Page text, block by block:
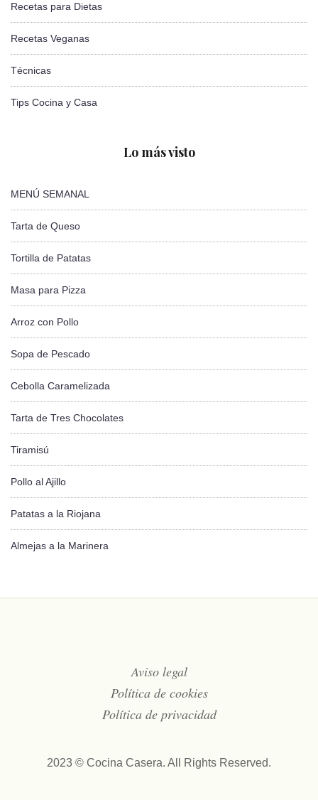
Recetas para Dietas
Recetas Veganas
Técnicas
Tips Cocina y Casa
Lo más visto
MENÚ SEMANAL
Tarta de Queso
Tortilla de Patatas
Masa para Pizza
Arroz con Pollo
Sopa de Pescado
Cebolla Caramelizada
Tarta de Tres Chocolates
Tiramisú
Pollo al Ajillo
Patatas a la Riojana
Almejas a la Marinera
Aviso legal
Política de cookies
Política de privacidad
2023 © Cocina Casera. All Rights Reserved.